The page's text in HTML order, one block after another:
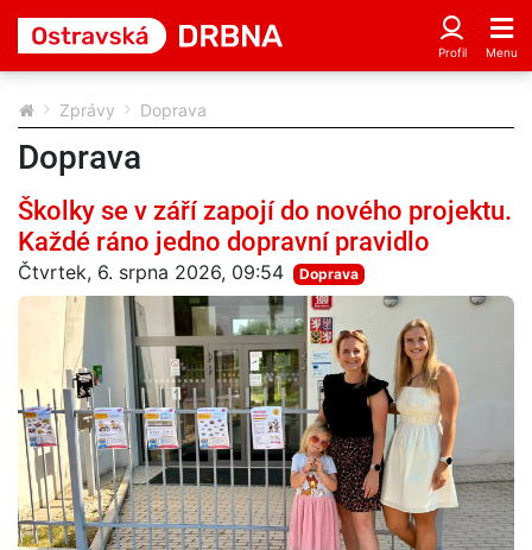
Zprávy Doprava
Doprava
Školky se v září zapojí do nového projektu.
Každé ráno jedno dopravní pravidlo
Čtvrtek, 6. srpna 2026, 09:54 Doprava